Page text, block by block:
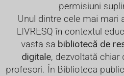
permisiuni
Unul dintre cele mai mari
LIVRESQ în contextul
vasta sa bibliotecă de
digitale, dezvoltată chiar
profesori. În Biblioteca